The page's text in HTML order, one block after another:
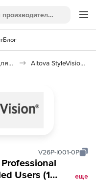
Блог
Программы для разработки ПО Altova StyleVision 2026
V26P-I001-0P
Users (1
еще